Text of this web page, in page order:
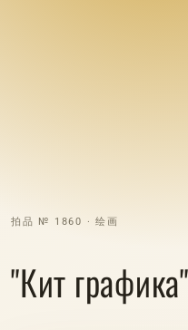
拍品 № 1860 · 绘画
"Кит